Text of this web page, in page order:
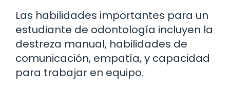
Las habilidades importantes para un
estudiante de odontología incluyen la
destreza manual, habilidades de
comunicación, empatía, y capacidad
para trabajar en equipo.